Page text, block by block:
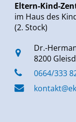
Eltern-Kind-
im Haus des
(2. Stock)
Dr.-
8200
0664/333